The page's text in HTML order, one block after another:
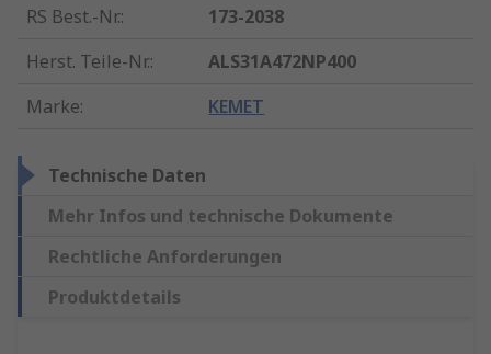
RS Best.-Nr.:
173-2038
Herst. Teile-Nr.:
ALS31A472NP400
Marke: KEMET
Technische Daten
Mehr Infos und technische Dokumente
Rechtliche Anforderungen
Produktdetails